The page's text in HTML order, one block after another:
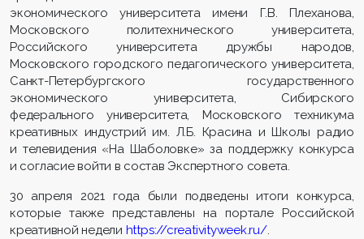
экономического университета имени Г.В. Плеханова,
Московского политехнического университета,
Российского университета дружбы народов,
Московского городского педагогического университета,
Санкт-Петербургского государственного
экономического университета, Сибирского
федерального университета, Московского техникума
креативных индустрий им. Л.Б. Красина и Школы радио
и телевидения «На Шаболовке» за поддержку конкурса
и согласие войти в состав Экспертного совета.
30 апреля 2021 года были подведены итоги конкурса,
которые также представлены на портале Российской
креативной недели https://creativityweek.ru/.